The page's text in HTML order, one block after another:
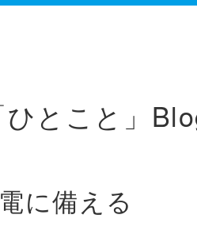
とこと」
に備える